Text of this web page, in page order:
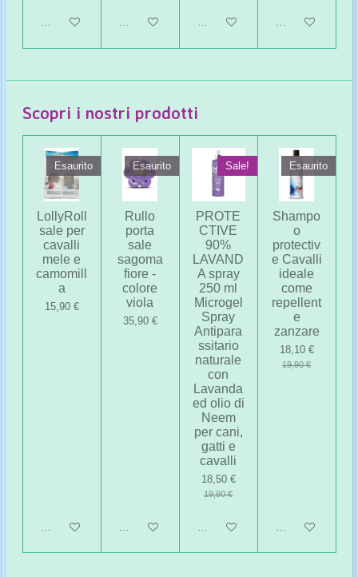
Aggiungi al carrelloAggiungi al carrelloAggiungi al carrelloAggiungi al
Scopri i nostri prodotti
Esaurito
LollyRoll
sale per
cavalli
mele e
camomill
a
15,90 €
Avvisami quando disponibile
Esaurito
Rullo
porta
sale
sagoma
fiore -
colore
viola
35,90 €
Avvisami quando disponibile
Sale!
PROTE
CTIVE
90%
LAVAND
A spray
250 ml
Microgel
Spray
Antipara
ssitario
naturale
con
Lavanda
ed olio di
Neem
per cani,
gatti e
cavalli
18,50 €
19,90 €
Aggiungi al carrello
Esaurito
Shampo
o
protectiv
e Cavalli
ideale
come
repellent
e
zanzare
18,10 €
19,90 €
Avvisami